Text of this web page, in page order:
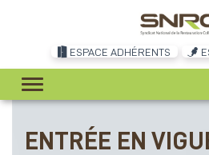
ESPACE ADHÉRENTS
ENTRÉE EN